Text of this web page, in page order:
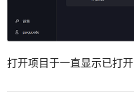
打开项目于一直显示已打